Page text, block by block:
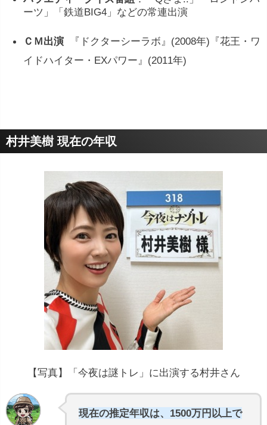
ーツ」「鉄道BIG4」などの常連出演
ＣＭ出演
『ドクターシーラボ』(2008年)『花王・ワ
イドハイター・EXパワー』(2011年)
村井美樹 現在の年収
【写真】「今夜は謎トレ」に出演する村井さん
現在の推定年収は、1500万円以上で